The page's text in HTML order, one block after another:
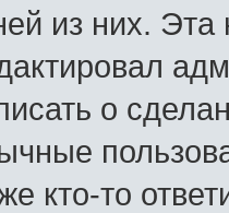
из них. Эта
о
кто-то